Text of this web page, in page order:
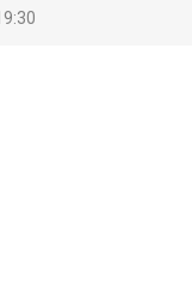
Ik moet dus locatie in